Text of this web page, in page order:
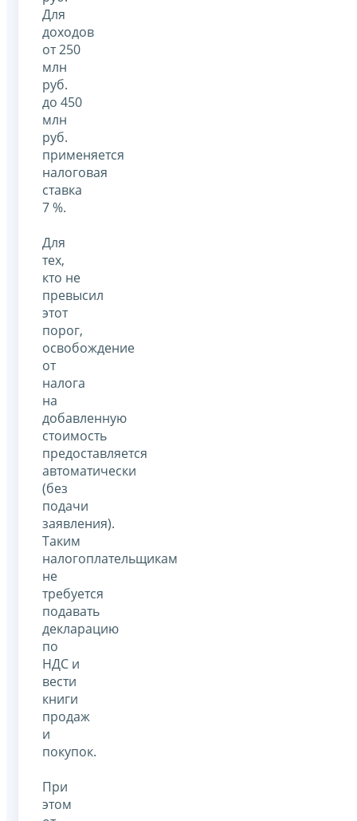
Для
доходов
от 250
млн
руб.
до 450
млн
руб.
применяется
налоговая
ставка
7 %.
Для
тех,
кто не
превысил
этот
порог,
освобождение
от
налога
на
добавленную
стоимость
предоставляется
автоматически
(без
подачи
заявления).
Таким
налогоплательщикам
не
требуется
подавать
декларацию
по
НДС и
вести
книги
продаж
и
покупок.
При
этом